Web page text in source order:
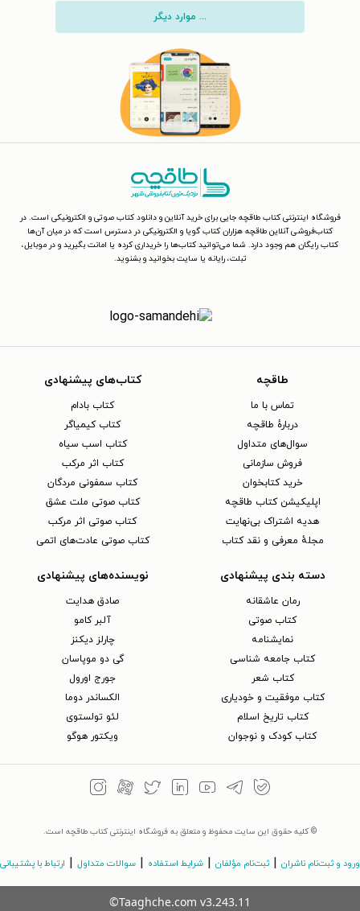
... موارد دیگر
فروشگاه اینترنتی کتاب طاقچه جایی برای خرید آنلاین و دانلود کتاب صوتی و الکترونیکی است. در
کتاب‌فروشی آنلاین طاقچه هزاران کتاب گویا و الکترونیکی در دسترس است که در میان آن‌ها
کتاب رایگان هم وجود دارد. شما می‌توانید کتاب‌ها را خریداری کرده یا امانت بگیرید و در موبایل،
تبلت، رایانه یا سایت بخوانید و بشنوید.
طاقچه
تماس با ما
دربارهٔ طاقچه
سوال‌های متداول
فروش سازمانی
خرید کتابخوان
اپلیکیشن کتاب طاقچه
هدیه اشتراک بی‌نهایت
مجلهٔ معرفی و نقد کتاب
کتاب‌های پیشنهادی
کتاب بادام
کتاب کیمیاگر
کتاب اسب سیاه
کتاب اثر مرکب
کتاب سمفونی مردگان
کتاب صوتی ملت عشق
کتاب صوتی اثر مرکب
کتاب صوتی عادت‌های اتمی
دسته بندی پیشنهادی
رمان عاشقانه
کتاب‌ صوتی
نمایشنامه
کتاب جامعه شناسی
کتاب شعر
کتاب موفقیت و خودیاری
کتاب تاریخ اسلام
کتاب کودک و نوجوان
نویسنده‌های پیشنهادی
صادق هدایت
آلبر کامو
چارلز دیکنز
گی دو موپاسان
جورج اورول
الکساندر دوما
لئو تولستوی
ویکتور هوگو
© کلیه حقوق این سایت محفوظ و متعلق به فروشگاه اینترنتی کتاب طاقچه است.
ورود و ثبت‌نام ناشران | ثبت‌نام مؤلفان | شرایط استفاده | سوالات متداول | ارتباط با پشتیبانی
©Taaghche.com v3.243.11